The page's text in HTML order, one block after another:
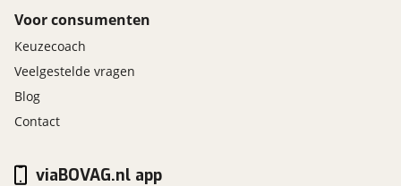
Voor consumenten
Keuzecoach
Veelgestelde vragen
Blog
Contact
viaBOVAG.nl app